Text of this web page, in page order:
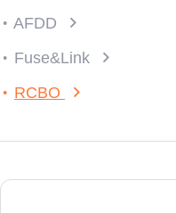
AFDD
Fuse&Link
RCBO